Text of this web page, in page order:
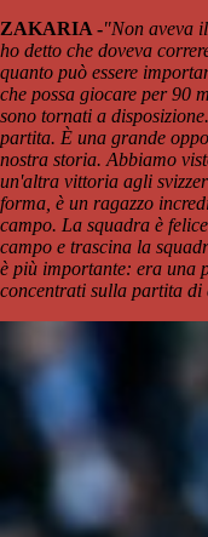
ZAKARIA -"Non aveva
ho detto che doveva
quanto può essere
che possa giocare per 90
sono tornati a
partita. È una grande
nostra storia. Abbiamo
un'altra vittoria agli
forma, è un ragazzo
campo. La squadra è
campo e trascina la
è più importante: era una
concentrati sulla partita di